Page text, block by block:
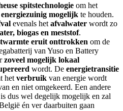
spitstechnologie om het
energiezuinig mogelijk te houden.
evenals het afvalwater wordt zo
biogas en meststof.
eruit onttrokken om de
van Yuso en Battery
zoveel mogelijk lokaal
wordt. De energietransitie
het verbruik van energie wordt
en niet omgekeerd. Een andere
dus wel degelijk mogelijk en zal
én ver daarbuiten gaan